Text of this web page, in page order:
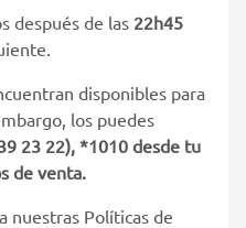
después de las 22h45
disponibles para
los puedes
23 22), *1010 desde tu
de venta.
nuestras Políticas de